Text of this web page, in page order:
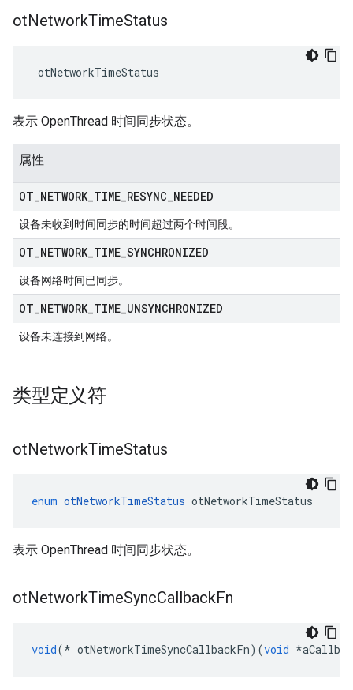
otNetworkTimeStatus
otNetworkTimeStatus
表示 OpenThread 时间同步状态。
属性
OT NETWORK_ TIME RESYNC NEEDED
设备未收到时间同步的时间超过两个时间段。
OT NETWORK_ TIME SYNCHRONIZED
设备网络时间已同步。
OT NETWORK_ TIME UNSYNCHRONIZED
设备未连接到网络。
类型定义符
otNetworkTimeStatus
enum otNetworkTimeStatus otNetworkTimeStatus
表示 OpenThread 时间同步状态。
otNetworkTimeSyncCallbackFn
void(* otNetworkTimeSyncCallbackFn)(void *